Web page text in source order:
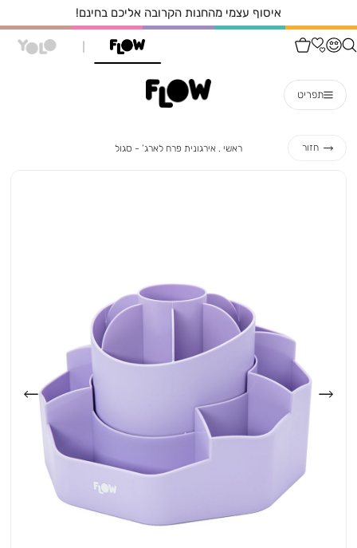
איסוף עצמי מהחנות הקרובה אליכם בחינם!
תפריט
חזור ראשי ראשי
אירגונית פרח לארג’ - סגולאירגונית